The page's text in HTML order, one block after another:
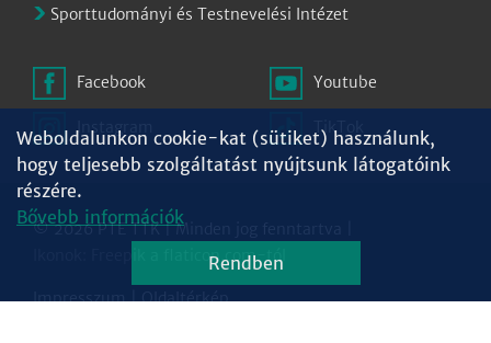
Sporttudományi és Testnevelési Intézet
Facebook
Instagram
Youtube
TikTok
© 2026 PTE TTK | Minden jog fenntartva |
flaticon.com-tól
Impresszum|Oldaltérkép
Weboldalunkon cookie-kat (sütiket) használunk,
hogy teljesebb szolgáltatást nyújtsunk látogatóink
részére.
Bővebb információk
Rendben